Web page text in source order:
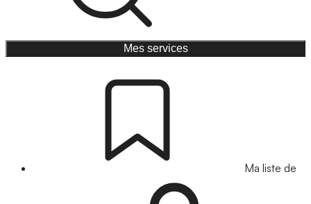
Mes services
Ma liste de